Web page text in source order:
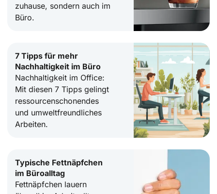
zuhause, sondern auch im
Büro.
7 Tipps für mehr
Nachhaltigkeit im Büro
Nachhaltigkeit im Office:
Mit diesen 7 Tipps gelingt
ressourcenschonendes
und umweltfreundliches
Arbeiten.
Typische Fettnäpfchen
im Büroalltag
Fettnäpfchen lauern